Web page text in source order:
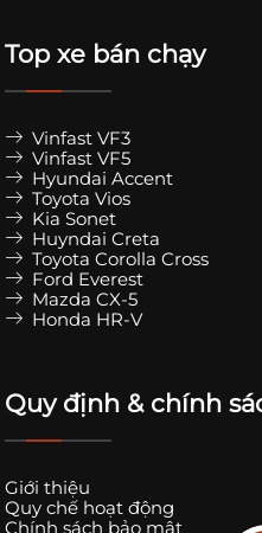
Top xe bán chạy
Vinfast VF3
Vinfast VF5
Hyundai Accent
Toyota Vios
Kia Sonet
Huyndai Creta
Toyota Corolla Cross
Ford Everest
Mazda CX-5
Honda HR-V
Quy định & chính
Giới thiệu
Quy chế hoạt động
Chính sách bảo mật